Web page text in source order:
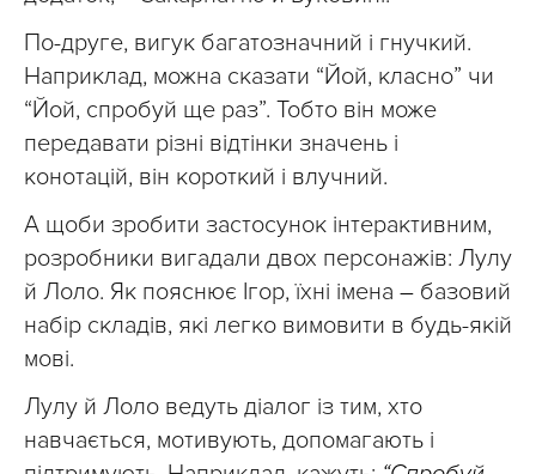
По-друге, вигук багатозначний і гнучкий.
Наприклад, можна сказати “Йой, класно” чи
“Йой, спробуй ще раз”. Тобто він може
передавати різні відтінки значень і
конотацій, він короткий і влучний.
А щоби зробити застосунок інтерактивним,
розробники вигадали двох персонажів: Лулу
й Лоло. Як пояснює Ігор, їхні імена – базовий
набір складів, які легко вимовити в будь-якій
мові.
Лулу й Лоло ведуть діалог із тим, хто
навчається, мотивують, допомагають і